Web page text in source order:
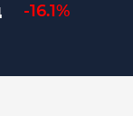
-16.1%